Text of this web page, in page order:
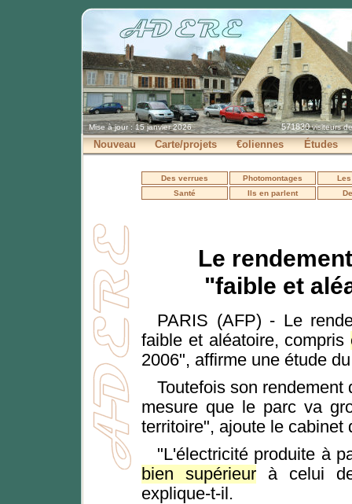
Mise à jour : 15 janvier 2026 571830visiteurs
Nouveau Carte/projets €oliennes Études
Des verrues Photomontages
Santé
Ils en parlent
Le
"faible et
PARIS (AFP) - Le
faible et aléatoire, compris
2006", affirme une étude
Toutefois son
mesure que le parc va
territoire", ajoute le cabinet
"L'électricité produite à
bien supérieur à celui
explique-t-il.